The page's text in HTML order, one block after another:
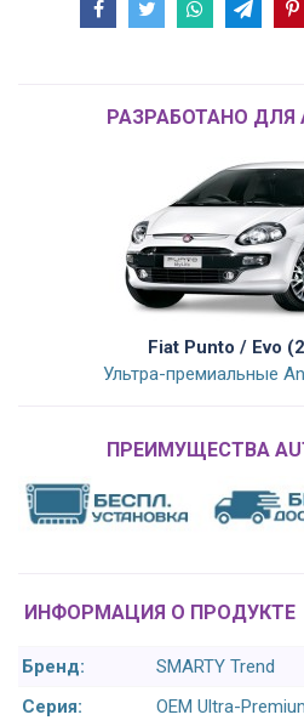
РАЗРАБОТАНО
Fiat Punto / Evo
Ультра-премиальные
ПРЕИМУЩЕСТВА
ИНФОРМАЦИЯ О ПРОДУКТЕ
Бренд:
SMARTY Trend
Серия:
OEM Ultra-